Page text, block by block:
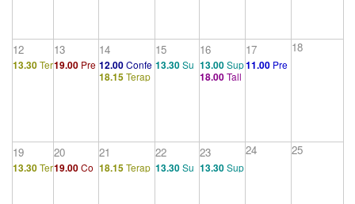
12
13.30Ter
13
19.00 Pre
o psicoan
alítico (1/
2)
14
12.00Confe
rencia 1. Intr
18.15Terap
15
13.30Su
16
13.00Sup
ervisión gr
18.00Tall
17
11.00 Pre
18
19
13.30Ter
20
19.00Co
21
18.15Terap
22
13.30Su
23
13.30Sup
24 25